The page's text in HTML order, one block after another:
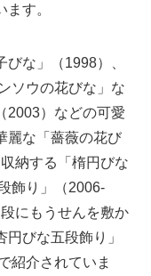
す。
な」（1998）、
ソウの花びな」な
2003）などの可愛
麗な「薔薇の花び
納する「楕円びな
飾り」（2006-
にもうせんを敷か
びな五段飾り」
紹介されていま